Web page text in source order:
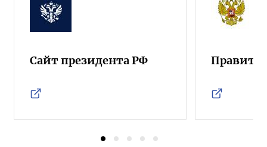
Сайт президента РФ